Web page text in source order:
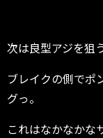
次は良型アジを狙
ブレイクの側でポ
グっ。
これはなかなかな